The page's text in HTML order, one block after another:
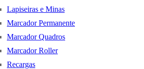
Lapiseiras e Minas
Marcador Permanente
Marcador Quadros
Marcador Roller
Recargas